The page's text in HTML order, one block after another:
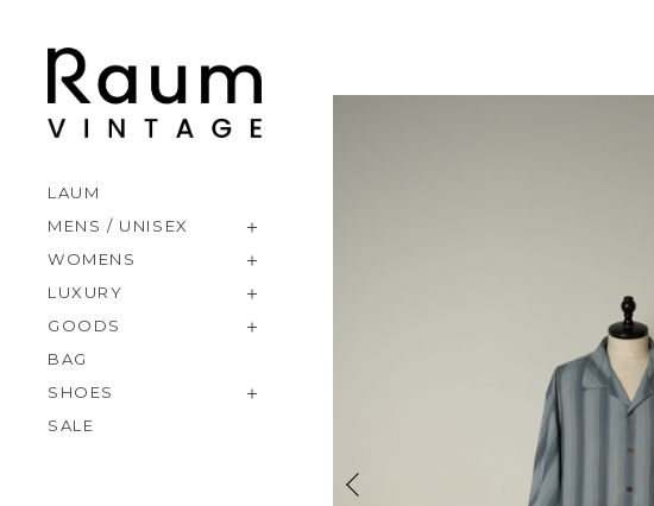
LAUM
MENS / UNISEX
WOMENS
LUXURY
GOODS
BAG
SHOES
SALE